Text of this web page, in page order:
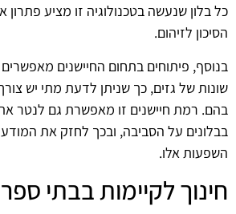
כל בלון שנעשה בטכנולוגיה זו מציע פתרון
הסיכון לזיהום.
בנוסף, פיתוחים בתחום החיישנים
שונות של גזים, כך שניתן לדעת מתי יש
בהם. רמת חיישנים זו מאפשרת גם לנטר
בבלונים על הסביבה, ובכך לחזק את
השפעות אלו.
חינוך לקיימות בבתי ספר